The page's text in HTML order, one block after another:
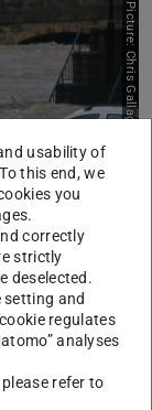
Picture: Chris Gallagher/Unsplash
hat ein Buch
Er beschreibt
für moderne
usability of
this end, we
you
correctly
strictly
deselected.
setting and
regulates
analyses
refer to